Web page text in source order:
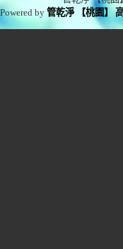
Powered by管乾淨 【桃園】